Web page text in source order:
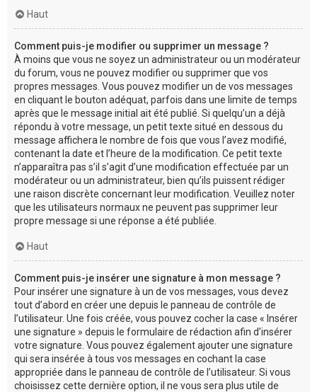
Haut
Comment puis-je modifier ou supprimer un message ?
À moins que vous ne soyez un administrateur ou un modérateur
du forum, vous ne pouvez modifier ou supprimer que vos
propres messages. Vous pouvez modifier un de vos messages
en cliquant le bouton adéquat, parfois dans une limite de temps
après que le message initial ait été publié. Si quelqu’un a déjà
répondu à votre message, un petit texte situé en dessous du
message affichera le nombre de fois que vous l’avez modifié,
contenant la date et l’heure de la modification. Ce petit texte
n’apparaîtra pas s’il s’agit d’une modification effectuée par un
modérateur ou un administrateur, bien qu’ils puissent rédiger
une raison discrète concernant leur modification. Veuillez noter
que les utilisateurs normaux ne peuvent pas supprimer leur
propre message si une réponse a été publiée.
Haut
Comment puis-je insérer une signature à mon message ?
Pour insérer une signature à un de vos messages, vous devez
tout d’abord en créer une depuis le panneau de contrôle de
l’utilisateur. Une fois créée, vous pouvez cocher la case « Insérer
une signature » depuis le formulaire de rédaction afin d’insérer
votre signature. Vous pouvez également ajouter une signature
qui sera insérée à tous vos messages en cochant la case
appropriée dans le panneau de contrôle de l’utilisateur. Si vous
choisissez cette dernière option, il ne vous sera plus utile de